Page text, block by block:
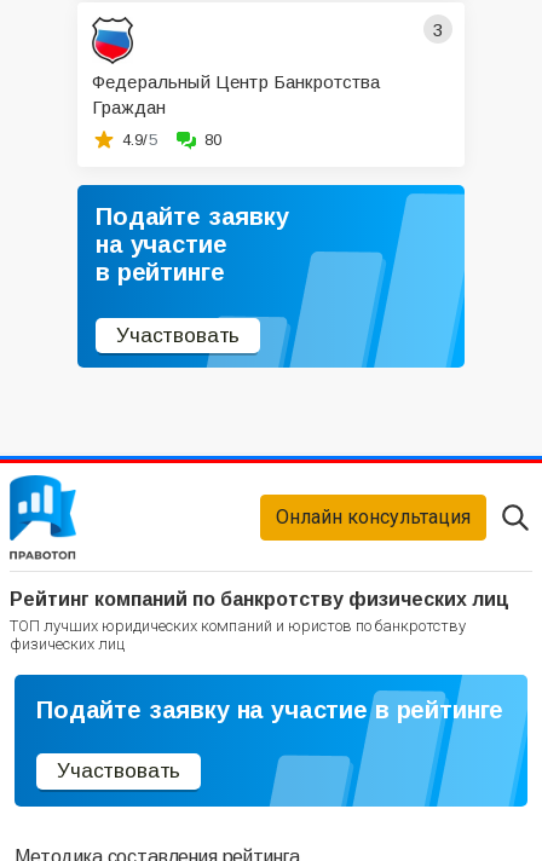
3
Федеральный Центр Банкротства
Граждан
4.9/5 80
Подайте заявку
на участие
в рейтинге
Участвовать
Рейтинг компаний по банкротству физических лиц
ТОП лучших юридических компаний и юристов по банкротству
физических лиц
Онлайн консультация
Подайте заявку на участие в рейтинге
Участвовать
Методика составления рейтинга